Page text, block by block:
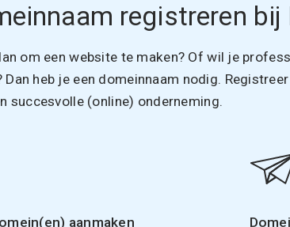
registreren
om een website te maken? Of wil je
Dan heb je een domeinnaam nodig.
succesvolle (online) onderneming.
aanmaken